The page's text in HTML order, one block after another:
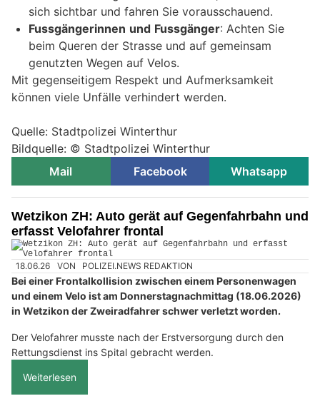
sich sichtbar und fahren Sie vorausschauend.
Fussgängerinnen und Fussgänger: Achten Sie
beim Queren der Strasse und auf gemeinsam
genutzten Wegen auf Velos.
Mit gegenseitigem Respekt und Aufmerksamkeit
können viele Unfälle verhindert werden.
Quelle: Stadtpolizei Winterthur
Bildquelle: © Stadtpolizei Winterthur
Mail
Facebook Whatsapp
Wetzikon ZH: Auto gerät auf Gegenfahrbahn und
erfasst Velofahrer frontal
18.06.26 VON POLIZEI.NEWS REDAKTION
Bei einer Frontalkollision zwischen einem Personenwagen
und einem Velo ist am Donnerstagnachmittag (18.06.2026)
in Wetzikon der Zweiradfahrer schwer verletzt worden.
Der Velofahrer musste nach der Erstversorgung durch den
Rettungsdienst ins Spital gebracht werden.
Weiterlesen